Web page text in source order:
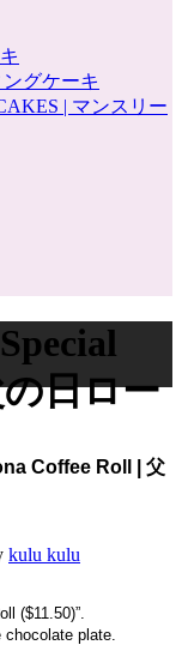
グケーキ
| マンスリー
日ロー
Coffee Roll | 父
kulu kulu
($11.50)”.
plate.